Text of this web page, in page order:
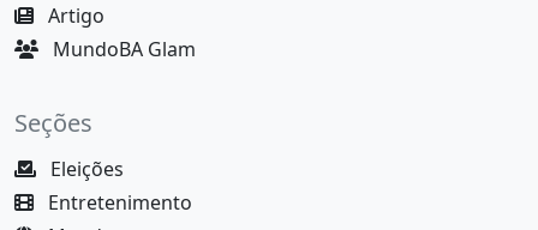
Artigo
MundoBA Glam
Seções
Eleições
Entretenimento